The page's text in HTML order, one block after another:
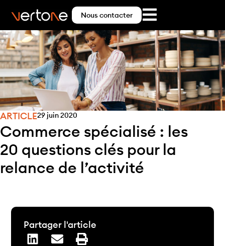
Nous contacter
ARTICLE29 juin 2020
Commerce spécialisé : les
20 questions clés pour la
relance de l’activité
Partager l'article